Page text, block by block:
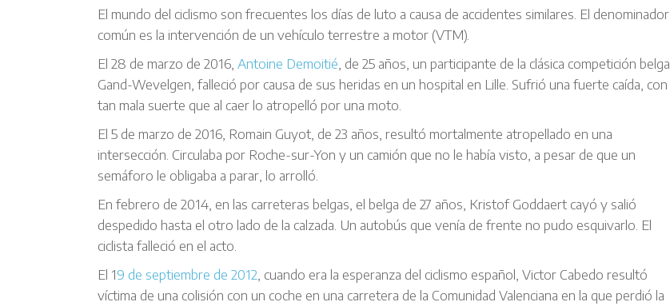
El mundo del ciclismo son frecuentes los días de luto a causa de accidentes similares. El denominador
común es la intervención de un vehículo terrestre a motor (VTM).
El 28 de marzo de 2016, Antoine Demoitié , de 25 años, un participante de la clásica competición belga
Gand-Wevelgen, falleció por causa de sus heridas en un hospital en Lille. Sufrió una fuerte caída, con
tan mala suerte que al caer lo atropelló por una moto.
El 5 de marzo de 2016, Romain Guyot, de 23 años, resultó mortalmente atropellado en una
intersección. Circulaba por Roche-sur-Yon y un camión que no le había visto, a pesar de que un
semáforo le obligaba a parar, lo arrolló.
En febrero de 2014, en las carreteras belgas, el belga de 27 años, Kristof Goddaert cayó y salió
despedido hasta el otro lado de la calzada. Un autobús que venía de frente no pudo esquivarlo. El
ciclista falleció en el acto.
El 19 de septiembre de 2012 , cuando era la esperanza del ciclismo español, Victor Cabedo resultó
víctima de una colisión con un coche en una carretera de la Comunidad Valenciana en la que perdió la